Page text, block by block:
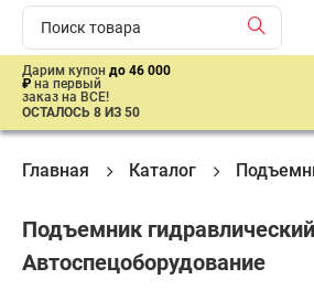
Дарим купон до 46 000
₽ на первый
заказ на ВСЕ!
ОСТАЛОСЬ 8 ИЗ 50
Главная Каталог
Подъемник
Автоспецоборудование